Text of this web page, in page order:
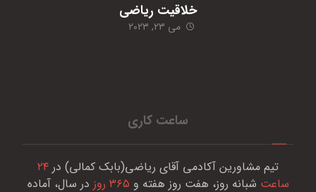
خلاقیت ریاضی
می ۲۳, ۲۰۲۳
ساعت کاری
تیم مشاورین آکادمی آقای ریاضی(بابک کمالی) در ۲۴
ساعت شبانه روز، هفت روز هفته و ۳۶۵ روز
در سال، آماده